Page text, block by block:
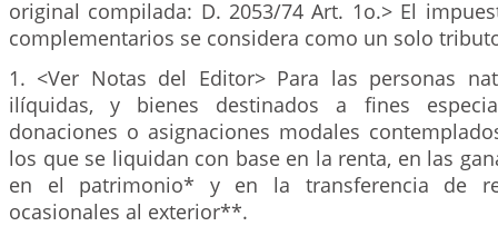
original compilada: D. 2053/74 Art. 1o.> El
complementarios se considera como un solo
1. <Ver Notas del Editor> Para las personas
ilíquidas, y bienes destinados a fines
donaciones o asignaciones modales
los que se liquidan con base en la renta, en las
en el patrimonio* y en la transferencia de
ocasionales al exterior**.